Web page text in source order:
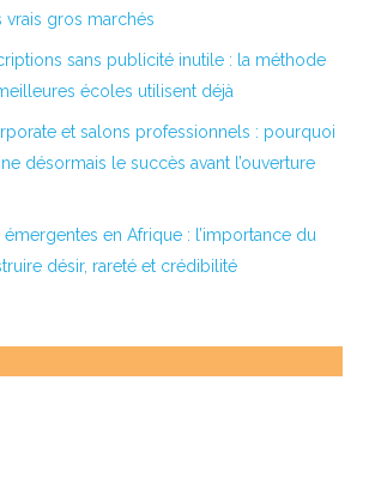
gros marchés
sans publicité inutile : la méthode
écoles utilisent déjà
et salons professionnels : pourquoi
désormais le succès avant l’ouverture
en Afrique : l’importance du
désir, rareté et crédibilité